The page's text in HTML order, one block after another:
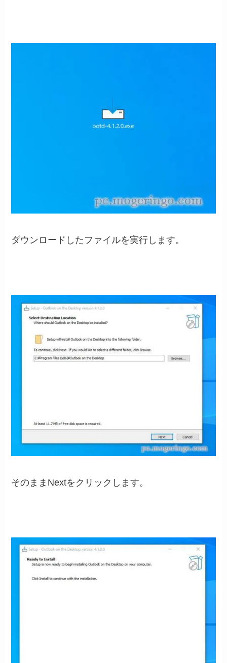
ダウンロードしたファイルを実行します。
そのままNextをクリックします。